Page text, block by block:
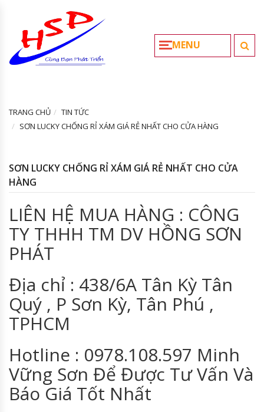
MENU
TRANG CHỦ
TIN TỨC
SƠN LUCKY CHỐNG RỈ XÁM GIÁ RẺ NHẤT CHO CỬA HÀNG
SƠN LUCKY CHỐNG RỈ XÁM GIÁ RẺ NHẤT CHO CỬA
HÀNG
LIÊN HỆ MUA HÀNG : CÔNG
TY THHH TM DV HỒNG SƠN
PHÁT
Địa chỉ : 438/6A Tân Kỳ Tân
Quý , P Sơn Kỳ, Tân Phú ,
TPHCM
Hotline : 0978.108.597 Minh
Vững Sơn Để Được Tư Vấn Và
Báo Giá Tốt Nhất